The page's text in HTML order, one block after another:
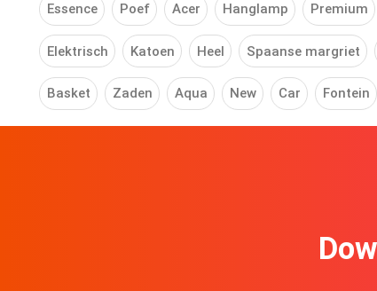
Essence Poef Acer Hanglamp Premium
Elektrisch Katoen Heel Spaanse margriet
Basket Zaden Aqua New Car Fontein